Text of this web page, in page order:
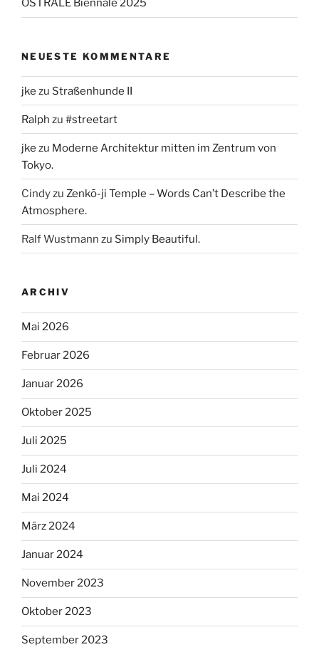
OSTRALE Biennale 2025
NEUESTE KOMMENTARE
jke zu Straßenhunde II
Ralph zu #streetart
jke zu Moderne Architektur mitten im Zentrum von
Tokyo.
Cindyzu Zenkō-ji Temple – Words Can’t Describe the
Atmosphere.
Ralf Wustmann zu Simply Beautiful.
ARCHIV
Mai 2026
Februar 2026
Januar 2026
Oktober 2025
Juli 2025
Juli 2024
Mai 2024
März 2024
Januar 2024
November 2023
Oktober 2023
September 2023